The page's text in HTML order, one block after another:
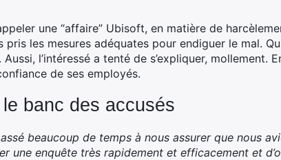
une “affaire” Ubisoft, en matière de
pris les mesures adéquates pour endiguer le mal.
Aussi, l’intéressé a tenté de s’expliquer, mollement.
de ses employés.
banc des accusés
beaucoup de temps à nous assurer que nous
une enquête très rapidement et efficacement et